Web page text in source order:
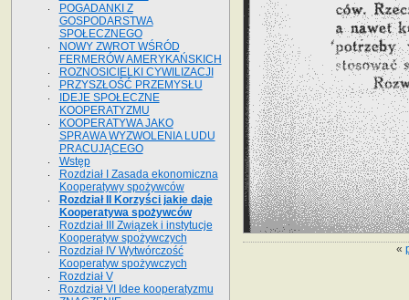
«
POGADANKI Z
GOSPODARSTWA
SPOŁECZNEGO
NOWY ZWROT WŚRÓD
FERMERÓW AMERYKAŃSKICH
ROZNOSICIELKI CYWILIZACJI
PRZYSZŁOŚĆ PRZEMYSŁU
IDEJE SPOŁECZNE
KOOPERATYZMU
KOOPERATYWA JAKO
SPRAWA WYZWOLENIA LUDU
PRACUJĄCEGO
Wstęp
Rozdział I Zasada ekonomiczna
Kooperatywy spożywców
Rozdział II Korzyści jakie daje
Kooperatywa spożywców
Rozdział III Związek i instytucje
Kooperatyw spożywczych
Rozdział IV Wytwórczość
Kooperatyw spożywczych
Rozdział V
Rozdział VI Idee kooperatyzmu